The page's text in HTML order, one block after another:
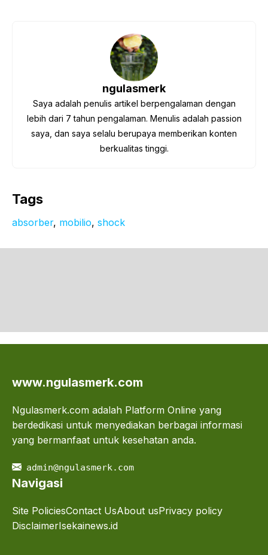
ngulasmerk
Saya adalah penulis artikel berpengalaman dengan
lebih dari 7 tahun pengalaman. Menulis adalah passion
saya, dan saya selalu berupaya memberikan konten
berkualitas tinggi.
Tags
absorber, mobilio, shock
www.ngulasmerk.com
Ngulasmerk.com adalah Platform Online yang
berdedikasi untuk menyediakan berbagai informasi
yang bermanfaat untuk kesehatan anda.
admin@ngulasmerk.com
Navigasi
Site PoliciesContact UsAbout usPrivacy policy
DisclaimerIsekainews.id